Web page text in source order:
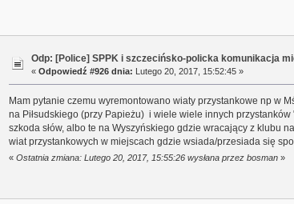
Odp: [Police] SPPK i szczecińsko-policka komunikacja
«Odpowiedź #926 dnia: Lutego 20, 2017, 15:52:45 »
Mam pytanie czemu wyremontowano wiaty przystankowe np w
na Piłsudskiego (przy Papieżu) i wiele wiele innych
szkoda słów, albo te na Wyszyńskiego gdzie wracający z klubu
wiat przystankowych w miejscach gdzie wsiada/przesiada się
« Ostatnia zmiana: Lutego 20, 2017, 15:55:26 wysłana przez bosman»